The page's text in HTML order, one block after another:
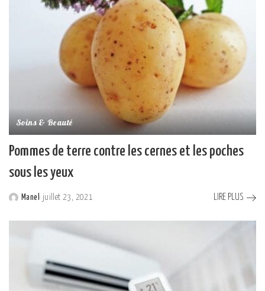
Soins & Beauté
Pommes de terre contre les cernes et les poches
sous les yeux
Posted
by
Manel juillet 23, 2021 LIRE PLUS